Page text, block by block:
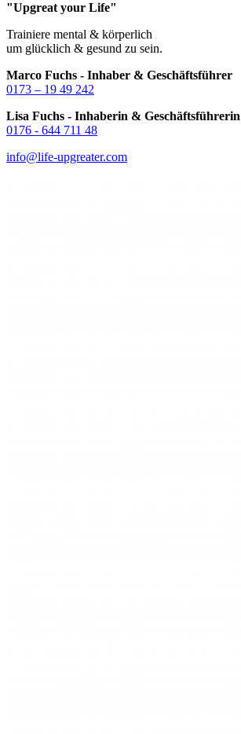
"Upgreat your Life"
Trainiere mental & körperlich
um glücklich & gesund zu sein.
Marco Fuchs - Inhaber & Geschäftsführer
0173 – 19 49 242
Lisa Fuchs - Inhaberin & Geschäftsführerin
0176 - 644 711 48
info@life-upgreater.com